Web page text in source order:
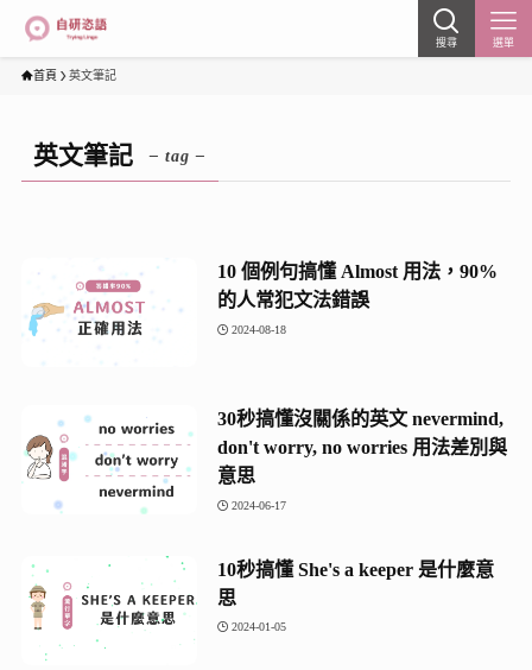
搜尋 選單
首頁 英文筆記
英文筆記 – tag –
10 個例句搞懂 Almost 用法，90%
的人常犯文法錯誤
2024-08-18
30秒搞懂沒關係的英文 nevermind,
don't worry, no worries 用法差別與
意思
2024-06-17
10秒搞懂 She's a keeper 是什麼意
思
2024-01-05